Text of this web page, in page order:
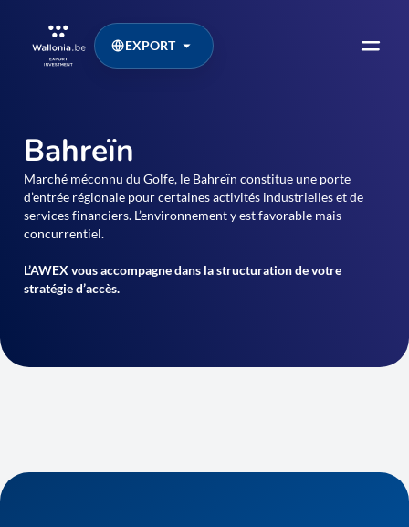
EXPORT
Bahreïn
Marché méconnu du Golfe, le Bahreïn constitue une porte
d’entrée régionale pour certaines activités industrielles et de
services financiers. L’environnement y est favorable mais
concurrentiel.
L’AWEX vous accompagne dans la structuration de votre
stratégie d’accès.